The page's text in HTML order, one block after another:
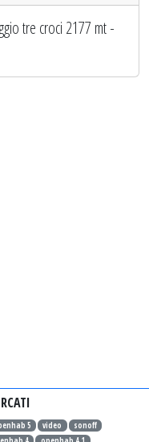
tre croci 2177 mt -
5 video
sonoff